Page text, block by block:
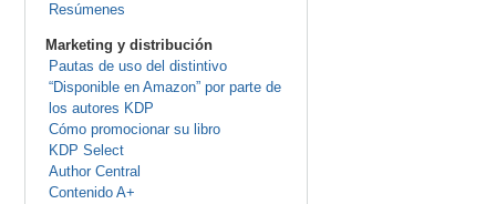
Resúmenes
Marketing y distribución
Pautas de uso del distintivo
“Disponible en Amazon” por parte de
los autores KDP
Cómo promocionar su libro
KDP Select
Author Central
Contenido A+